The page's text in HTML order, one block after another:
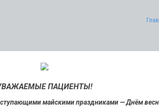
ПАЦИЕНТЫ!
майскими праздниками — Днём